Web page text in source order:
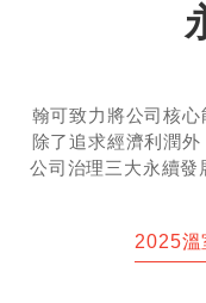
翰可致力將公司核心
除了追求經濟利潤外
公司治理三大永續發
2025溫